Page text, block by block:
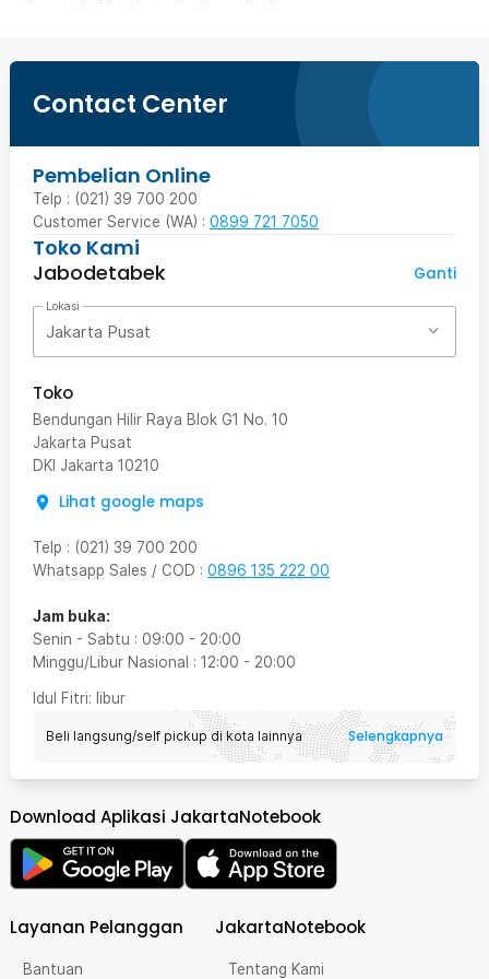
Contact Center
Pembelian Online
Telp : (021) 39 700 200
Customer Service (WA) : 0899 721 7050
Toko Kami
Jabodetabek
Ganti
Lokasi
Jakarta Pusat
Toko
Bendungan Hilir Raya Blok G1 No. 10
Jakarta Pusat
DKI Jakarta 10210
Lihat google maps
Telp : (021) 39 700 200
Whatsapp Sales / COD : 0896 135 222 00
Jam buka:
Senin - Sabtu : 09:00 - 20:00
Minggu/Libur Nasional : 12:00 - 20:00
Idul Fitri: libur
Beli langsung/self pickup di kota lainnya Selengkapnya
Download Aplikasi JakartaNotebook
Layanan Pelanggan
Bantuan
JakartaNotebook
Tentang Kami